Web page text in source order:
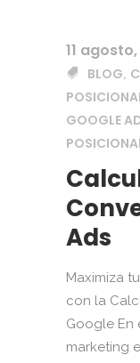
11
BLOG,
GOOGLE
Ads
Maximiza
con la
Google En
marketing